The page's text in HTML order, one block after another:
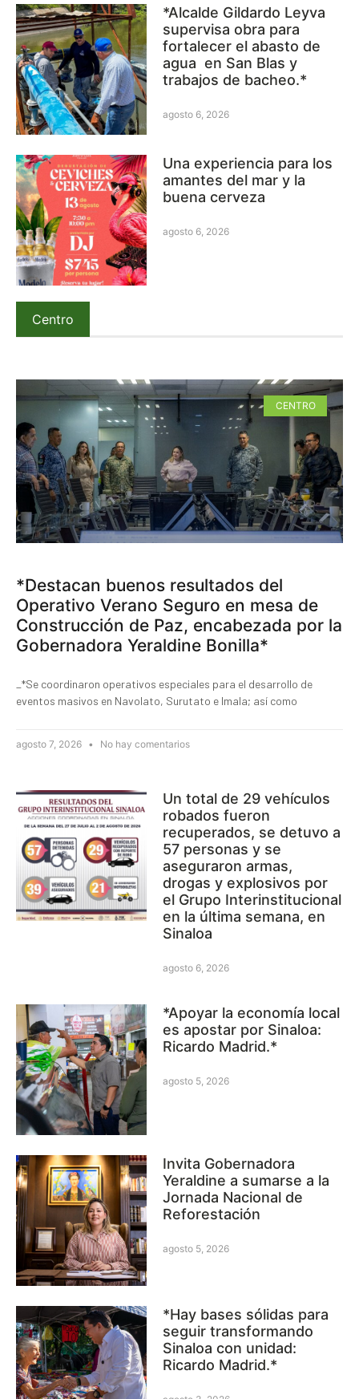
*Alcalde Gildardo Leyva
supervisa obra para
fortalecer el abasto de
agua en San Blas y
trabajos de bacheo.*
agosto 6, 2026
Una experiencia para los
amantes del mar y la
buena cerveza
agosto 6, 2026
Centro
CENTRO
*Destacan buenos resultados del
Operativo Verano Seguro en mesa de
Construcción de Paz, encabezada por la
Gobernadora Yeraldine Bonilla*
_*Se coordinaron operativos especiales para el desarrollo de
eventos masivos en Navolato, Surutato e Imala; así como
agosto 7, 2026 No hay comentarios
Un total de 29 vehículos
robados fueron
recuperados, se detuvo a
57 personas y se
aseguraron armas,
drogas y explosivos por
el Grupo Interinstitucional
en la última semana, en
Sinaloa
agosto 6, 2026
*Apoyar la economía local
es apostar por Sinaloa:
Ricardo Madrid.*
agosto 5, 2026
Invita Gobernadora
Yeraldine a sumarse a la
Jornada Nacional de
Reforestación
agosto 5, 2026
*Hay bases sólidas para
seguir transformando
Sinaloa con unidad:
Ricardo Madrid.*